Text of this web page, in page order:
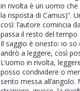
in rivolta è un uomo che
la risposta di Camus)”.
così: l’autore comincia
passa il resto del tempo
Il saggio è onesto: io so
andrò a leggere, così
L’uomo in rivolta,
posso condividere o
sento messa